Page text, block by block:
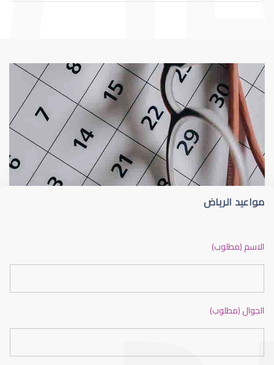
الجدول الزمني لزيارات طبيب عيون عيون الاطفال
مواعيد الرياض
الاسم (مطلوب)
الجوال (مطلوب)